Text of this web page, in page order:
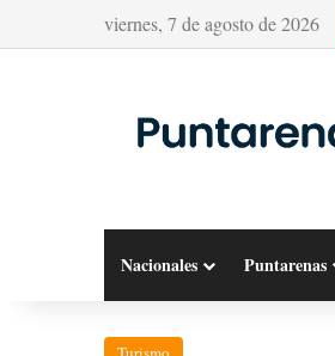
viernes, 7 de agosto de 2026
Nacionales Puntarenas